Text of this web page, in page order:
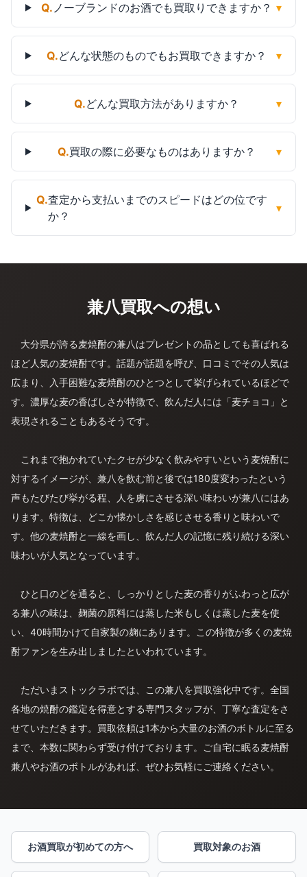
Q. ノーブランドのお酒でも買取りできますか？ ▾
Q.どんな状態のものでもお買取できますか？ ▾
Q.どんな買取方法がありますか？ ▾
Q.買取の際に必要なものはありますか？ ▾
Q.査定から支払いまでのスピードはどの位です
か？
▾
兼八買取への想い
大分県が誇る麦焼酎の兼八はプレゼントの品としても喜ばれる
ほど人気の麦焼酎です。話題が話題を呼び、口コミでその人気は
広まり、入手困難な麦焼酎のひとつとして挙げられているほどで
す。濃厚な麦の香ばしさが特徴で、飲んだ人には「麦チョコ」と
表現されることもあるそうです。
これまで抱かれていたクセが少なく飲みやすいという麦焼酎に
対するイメージが、兼八を飲む前と後では180度変わったという
声もたびたび挙がる程、人を虜にさせる深い味わいが兼八にはあ
ります。特徴は、どこか懐かしさを感じさせる香りと味わいで
す。他の麦焼酎と一線を画し、飲んだ人の記憶に残り続ける深い
味わいが人気となっています。
ひと口のどを通ると、しっかりとした麦の香りがふわっと広が
る兼八の味は、麹菌の原料には蒸した米もしくは蒸した麦を使
い、40時間かけて自家製の麹にあります。この特徴が多くの麦焼
酎ファンを生み出しましたといわれています。
ただいまストックラボでは、この兼八を買取強化中です。全国
各地の焼酎の鑑定を得意とする専門スタッフが、丁寧な査定をさ
せていただきます。買取依頼は1本から大量のお酒のボトルに至る
まで、本数に関わらず受け付けております。ご自宅に眠る麦焼酎
兼八やお酒のボトルがあれば、ぜひお気軽にご連絡ください。
お酒買取が初めての方へ 買取対象のお酒